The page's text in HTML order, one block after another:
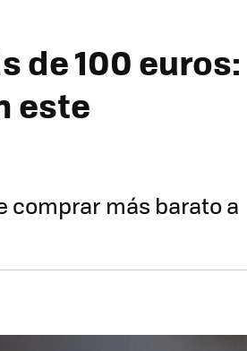
de 100 euros:
este
comprar más barato a